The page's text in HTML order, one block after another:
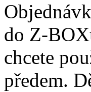
do Z-
chcete
předem.